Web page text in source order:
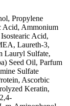
Propylene
Acid, Ammonium
Acid,
Laureth-3,
Lauryl Sulfate,
Seed Oil, Parfum
Sulfate
Ascorbic
Keratin,